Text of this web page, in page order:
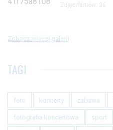
Zdjęc/filmów: 26
Zobacz więcej galerii
TAGI
foto koncerty zabawa
fotografia koncertowa sport